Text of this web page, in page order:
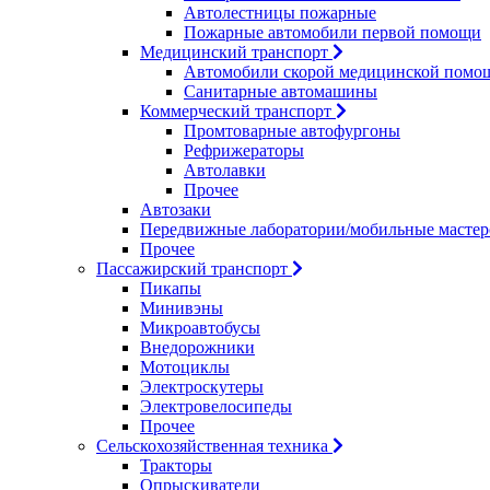
Автолестницы пожарные
Пожарные автомобили первой помощи
Медицинский транспорт
Автомобили скорой медицинской
Санитарные автомашины
Коммерческий транспорт
Промтоварные автофургоны
Рефрижераторы
Автолавки
Прочее
Автозаки
Передвижные лаборатории/мобильные
Прочее
Пассажирский транспорт
Пикапы
Минивэны
Микроавтобусы
Внедорожники
Мотоциклы
Электроскутеры
Электровелосипеды
Прочее
Сельскохозяйственная техника
Тракторы
Опрыскиватели